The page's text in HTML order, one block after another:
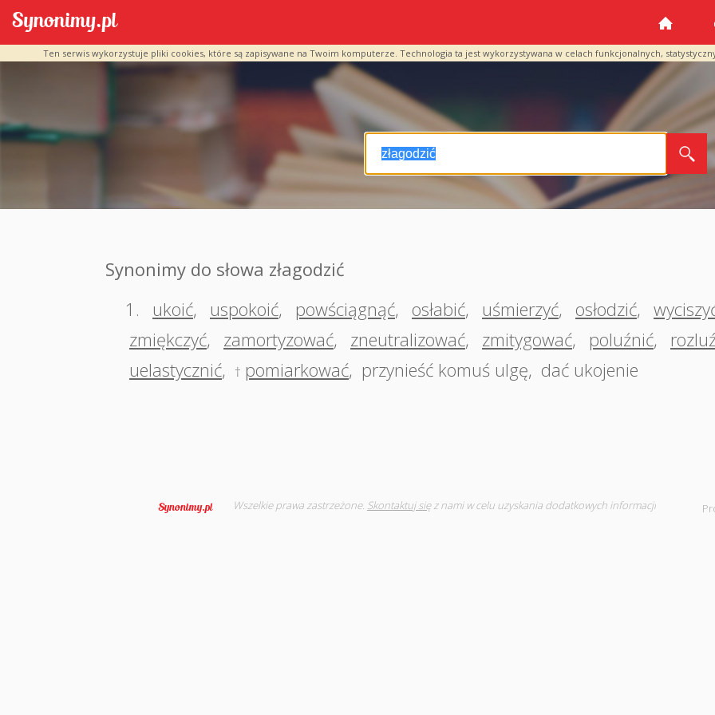
Ten serwis wykorzystuje pliki cookies, które są zapisywane na Twoim komputerze. Technologia ta jest wykorzystywana w celach funkcjonalnych,
Synonimy do słowa złagodzić
1.
ukoić, uspokoić, powściągnąć, osłabić, uśmierzyć, osłodzić,
zmiękczyć, zamortyzować, zneutralizować, zmitygować, poluźnić,
uelastycznić, † pomiarkować, przynieść komuś ulgę, dać ukojenie
Wszelkie prawa zastrzeżone. Skontaktuj sięz nami w celu uzyskania dodatkowych informacji